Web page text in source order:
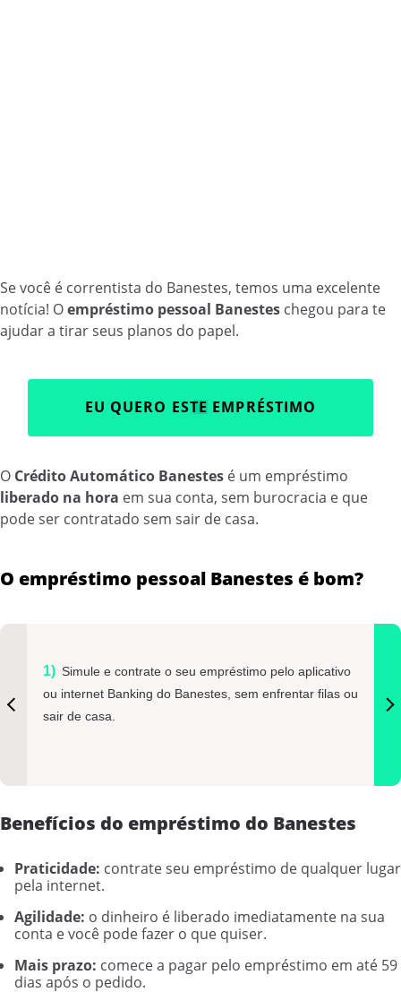
Se você é correntista do Banestes, temos uma excelente
notícia! Oempréstimo pessoal Banestes chegou para te
ajudar a tirar seus planos do papel.
EU QUERO ESTE EMPRÉSTIMO
O Crédito Automático Banestes é um empréstimo
liberado na hora em sua conta, sem burocracia e que
pode ser contratado sem sair de casa.
O empréstimo pessoal Banestes é bom?
Simule e contrate o seu empréstimo pelo aplicativo
ou internet Banking do Banestes, sem enfrentar filas ou
sair de casa.
Benefícios do empréstimo do Banestes
Praticidade: contrate seu empréstimo de qualquer lugar
pela internet.
Agilidade: o dinheiro é liberado imediatamente na sua
conta e você pode fazer o que quiser.
Mais prazo: comece a pagar pelo empréstimo em até 59
dias após o pedido.